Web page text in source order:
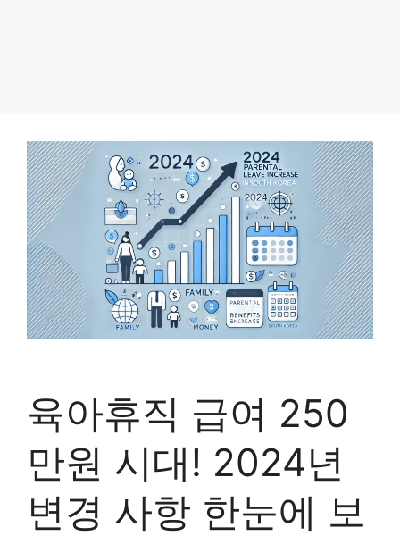
육아휴직 급여 250
만원 시대! 2024년
변경 사항 한눈에 보